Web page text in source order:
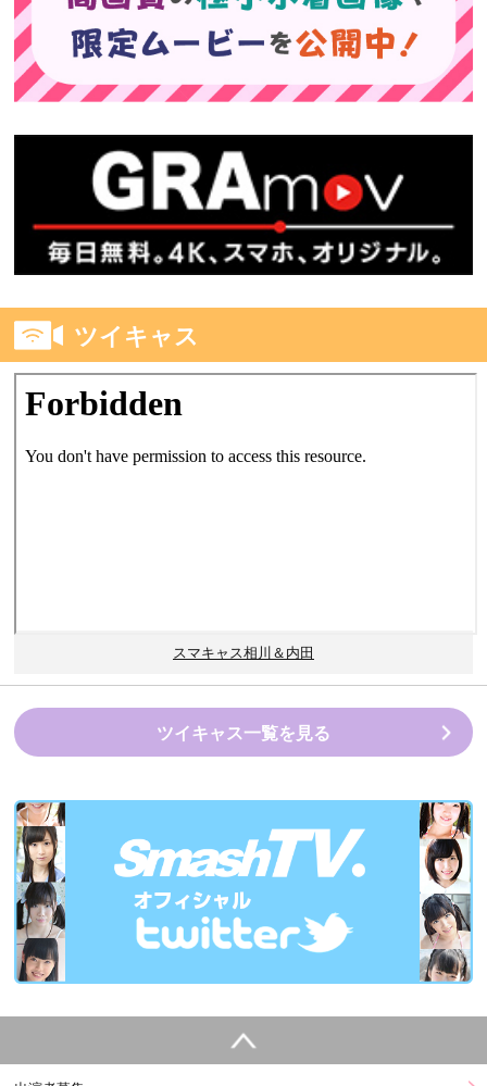
ツイキャス
スマキャス相川＆内田
ツイキャス一覧を見る